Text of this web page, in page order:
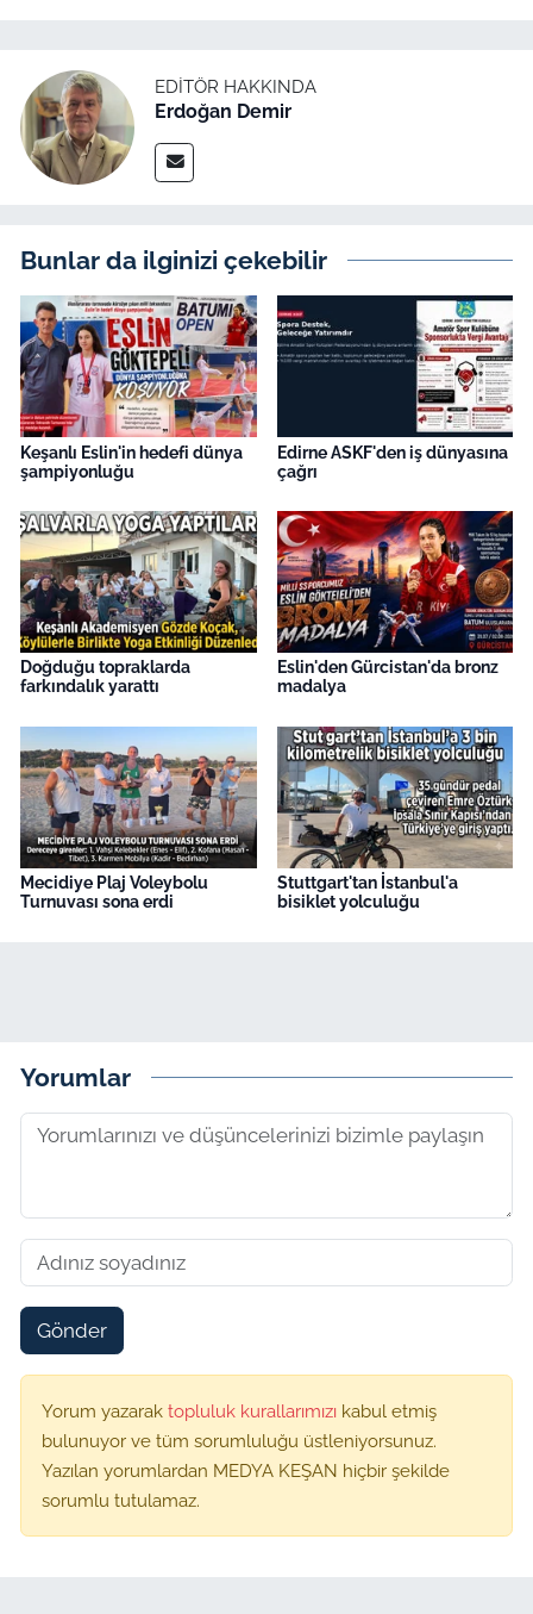
EDITÖR HAKKINDA
Erdoğan Demir
Bunlar da ilginizi çekebilir
Keşanlı Eslin'in hedefi dünya
şampiyonluğu
Edirne ASKF'den iş dünyasına
çağrı
Doğduğu topraklarda
farkındalık yarattı
Eslin'den Gürcistan'da bronz
madalya
Mecidiye Plaj Voleybolu
Turnuvası sona erdi
Stuttgart'tan İstanbul'a
bisiklet yolculuğu
Yorumlar
Gönder
Yorum yazarak topluluk kurallarımızı kabul etmiş
bulunuyor ve tüm sorumluluğu üstleniyorsunuz.
Yazılan yorumlardan MEDYA KEŞAN hiçbir şekilde
sorumlu tutulamaz.